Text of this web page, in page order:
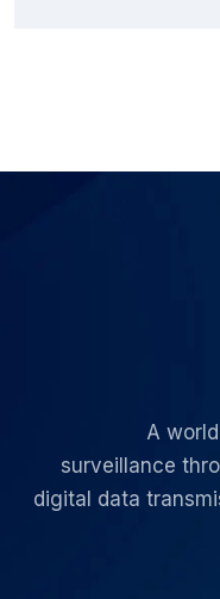
A
surveillance
digital data